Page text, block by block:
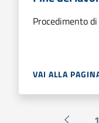
Procedimento
VAI ALLA
1